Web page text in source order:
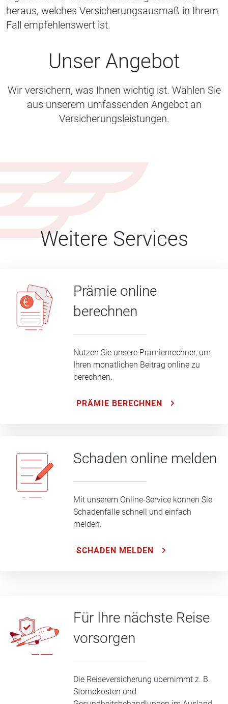
heraus, welches Versicherungsausmaß in Ihrem
Fall empfehlenswert ist.
Unser Angebot
Wir versichern, was Ihnen wichtig ist. Wählen Sie
aus unserem umfassenden Angebot an
Versicherungsleistungen.
Weitere Services
Prämie online
berechnen
Nutzen Sie unsere Prämienrechner, um
Ihren monatlichen Beitrag online zu
berechnen.
PRÄMIE BERECHNEN
Schaden online melden
Mit unserem Online-Service können Sie
Schadenfälle schnell und einfach
melden.
SCHADEN MELDEN
Für Ihre nächste Reise
vorsorgen
Die Reiseversicherung übernimmt z. B.
Stornokosten und